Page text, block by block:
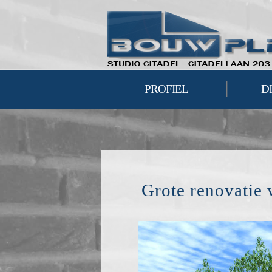
PROFIEL |
Grote renovatie